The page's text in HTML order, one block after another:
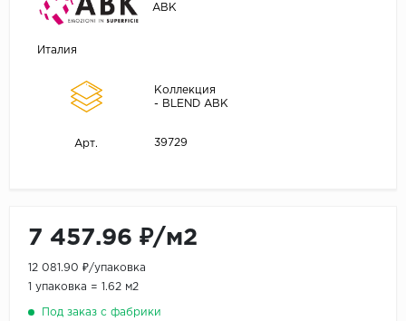
ABK
Италия
Коллекция
- BLEND ABK
Арт. 39729
7 457.96 ₽/м2
12 081.90 ₽/упаковка
1 упаковка = 1.62 м2
Под заказ с фабрики